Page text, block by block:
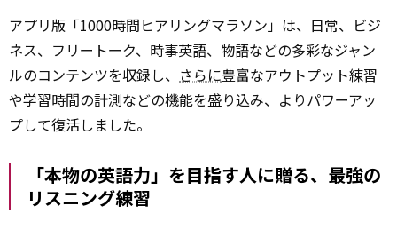
アプリ版「1000時間ヒアリングマラソン」は、日常、ビジ
ネス、フリートーク、時事英語、物語などの多彩なジャン
ルのコンテンツを収録し、 さらに豊富なアウトプット練習
や学習時間の計測などの機能を盛り込み、よりパワーアッ
プして復活しました。
「本物の英語力」を目指す人に贈る、最強の
リスニング練習